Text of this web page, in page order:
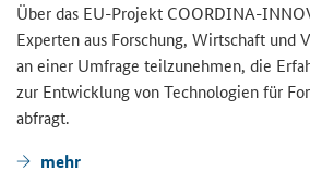
Über das EU-​Projekt COORDINA-​
Ex­per­ten aus For­schung, Wirt­schaft und
an einer Um­fra­ge teil­zu­neh­men, die
zur Ent­wick­lung von Tech­no­lo­gien für
ab­fragt.
mehr